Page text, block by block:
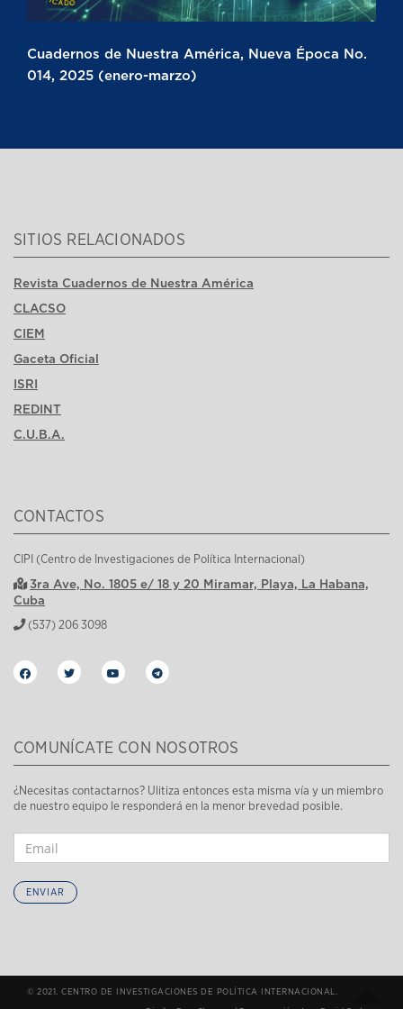
Cuadernos de Nuestra América, Nueva Época No.
014, 2025 (enero-marzo)
SITIOS RELACIONADOS
Revista Cuadernos de Nuestra América
CLACSO
CIEM
Gaceta Oficial
ISRI
REDINT
C.U.B.A.
CONTACTOS
CIPI (Centro de Investigaciones de Política Internacional)
3ra Ave, No. 1805 e/ 18 y 20 Miramar, Playa, La Habana,
Cuba
(537) 206 3098
COMUNÍCATE CON NOSOTROS
¿Necesitas contactarnos? Ulitiza entonces esta misma vía y un miembro
de nuestro equipo le responderá en la menor brevedad posible.
ENVIAR
© 2021. CENTRO DE INVESTIGACIONES DE POLÍTICA INTERNACIONAL.